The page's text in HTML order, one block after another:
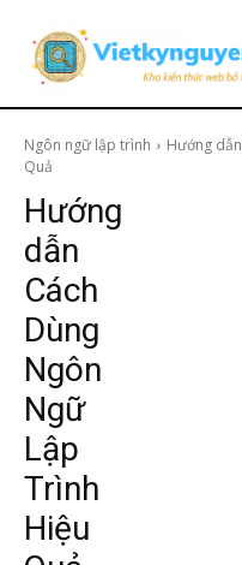
Ngôn ngữ lập trình
Hướng
Quả
Hướng
dẫn
Cách
Dùng
Ngôn
Ngữ
Lập
Trình
Hiệu